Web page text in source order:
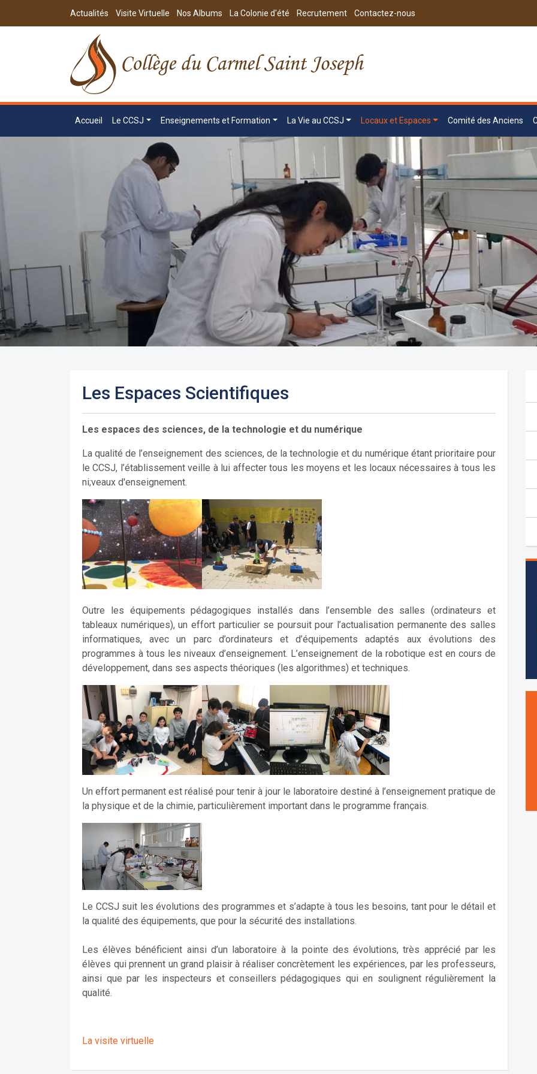
Actualités Visite Virtuelle Nos Albums La Colonie d'été Recrutement Contactez-nous
Accueil Le CCSJ Enseignements et Formation La Vie au CCSJ Locaux et Espaces Comité des Anciens
Les Espaces Scientifiques
Les espaces des sciences, de la technologie et du numérique
La qualité de l’enseignement des sciences, de la technologie et du numérique étant prioritaire pour
le CCSJ, l’établissement veille à lui affecter tous les moyens et les locaux nécessaires à tous les
ni;veaux d'enseignement.
Outre les équipements pédagogiques installés dans l’ensemble des salles (ordinateurs et
tableaux numériques), un effort particulier se poursuit pour l’actualisation permanente des salles
informatiques, avec un parc d’ordinateurs et d’équipements adaptés aux évolutions des
programmes à tous les niveaux d’enseignement. L’enseignement de la robotique est en cours de
développement, dans ses aspects théoriques (les algorithmes) et techniques.
Un effort permanent est réalisé pour tenir à jour le laboratoire destiné à l’enseignement pratique de
la physique et de la chimie, particulièrement important dans le programme français.
Le CCSJ suit les évolutions des programmes et s’adapte à tous les besoins, tant pour le détail et
la qualité des équipements, que pour la sécurité des installations.
Les élèves bénéficient ainsi d’un laboratoire à la pointe des évolutions, très apprécié par les
élèves qui prennent un grand plaisir à réaliser concrètement les expériences, par les professeurs,
ainsi que par les inspecteurs et conseillers pédagogiques qui en soulignent régulièrement la
qualité.
La visite virtuelle